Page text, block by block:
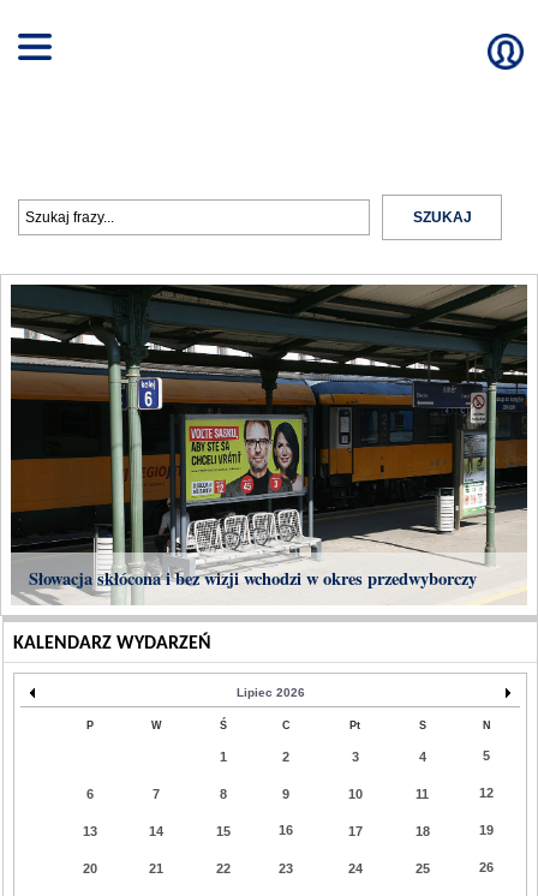
Słowacja skłócona i bez wizji wchodzi w okres przedwyborczy
KALENDARZ WYDARZEŃ
Lipiec 2026
P W Ś C Pt S N
1 2 3 4 5
6 7 8 9 10 11 12
13 14 15 16 17 18 19
20 21 22 23 24 25 26